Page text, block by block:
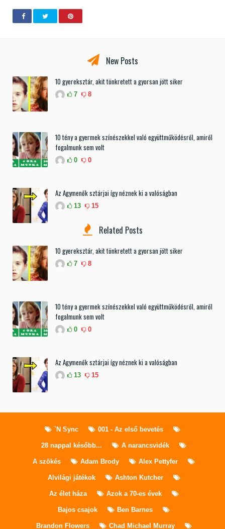
New Posts
10 gyereksztár, akit tönkretett a gyorsan jött siker
7 8
10 tény a gyermek színészekkel való együttműködésről, amiről
fogalmunk sem volt
0 0
Az Agymenők sztárjai így néznek ki a valóságban
13 15
Related Posts
10 gyereksztár, akit tönkretett a gyorsan jött siker
7 8
10 tény a gyermek színészekkel való együttműködésről, amiről
fogalmunk sem volt
0 0
Az Agymenők sztárjai így néznek ki a valóságban
13 15
`N Sync 001 - Az első bevetés
28 nappal később... A narancsvidék
A szökés Adam Brody Alex Pettyfer
Alvilági játékok Ashton Kutcher
Az élet háza Azok a 70-es évek
Bajos csajok Ben Barnes
Brandon Flowers Chad Michael Murray